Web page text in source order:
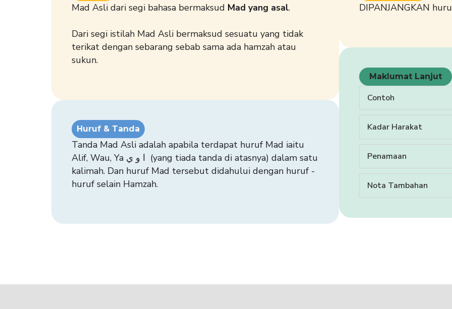
Mad Asli dari segi bahasa bermaksud Mad yang asal.
Dari segi istilah Mad Asli bermaksud sesuatu yang tidak
terikat dengan sebarang sebab sama ada hamzah atau
sukun.
Huruf & Tanda
Tanda Mad Asli adalah apabila terdapat huruf Mad iaitu
Alif, Wau, Ya ا و ي (yang tiada tanda di atasnya) dalam satu
kalimah. Dan huruf Mad tersebut didahului dengan huruf -
huruf selain Hamzah.
DIPANJANGKAN
Maklumat Lanjut
Contoh
Kadar Harakat
Penamaan
Nota Tambahan